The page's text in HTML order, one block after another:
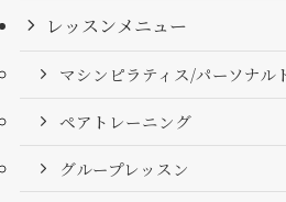
レッスンメニュー
マシンピラティス/パーソナル
ペアトレーニング
グループレッスン